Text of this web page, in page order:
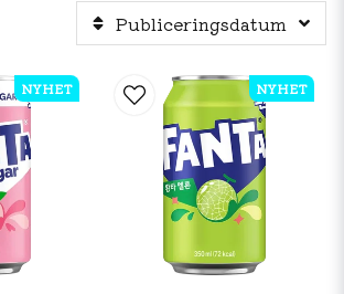
Publiceringsdatum
NYHET NYHET